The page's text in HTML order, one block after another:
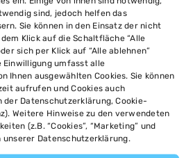
sind, jedoch helfen das
Sie können in den Einsatz der nicht
Klick auf die Schaltfläche “Alle
sich per Klick auf “Alle ablehnen”
Einwilligung umfasst alle
Ihnen ausgewählten Cookies. Sie können
aufrufen und Cookies auch
Datenschutzerklärung, Cookie-
Weitere Hinweise zu den verwendeten
(z.B. “Cookies”, “Marketing” und
unserer Datenschutzerklärung.
2025 | 0 Kommentare
diesen Artikel!
LinkedInWhatsApp
TelegramTumblrPinterest
Vk
Xing
E-